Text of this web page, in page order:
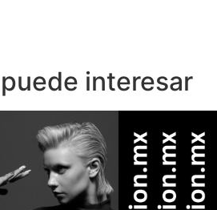
interesar